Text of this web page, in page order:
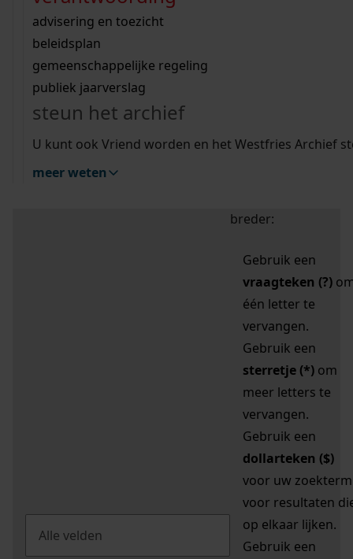
bouwvergunningen
omgevingsvergunningen
vergunningen
beeld en geluid
uitleg nodig?
Wij helpen u op weg met een aantal zoektips.
bekijk alle zoektips
Wij helpen u op weg met een aantal zoektips.
bekijk alle zoektips
bekijk ons geschiedenislokaal
advisering en toezicht
beleidsplan
gemeenschappelijke regeling
publiek jaarverslag
steun het archief
U kunt ook Vriend worden en het Westfries Archief
meer weten
zoektips
Mijn Studiezaal (inloggen)
uw zoekopdracht te
breder:
Gebruik een
vraagteken (?)
één letter te
vervangen.
Gebruik een
sterretje (*) om
meer letters te
vervangen.
Gebruik een
dollarteken ($)
voor uw zoekterm
voor resultaten
op elkaar lijken.
Gebruik een